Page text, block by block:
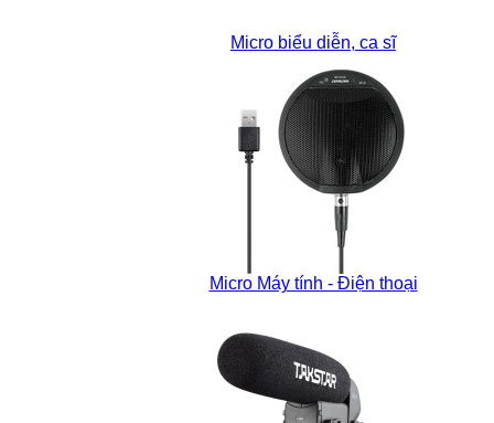
Micro biểu diễn, ca sĩ
Micro Máy tính - Điện thoại